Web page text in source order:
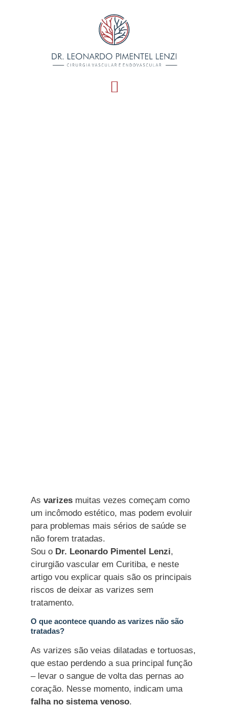
As varizes muitas vezes começam como
um incômodo estético, mas podem evoluir
para problemas mais sérios de saúde se
não forem tratadas.
Sou o Dr. Leonardo Pimentel Lenzi,
cirurgião vascular em Curitiba, e neste
artigo vou explicar quais são os principais
riscos de deixar as varizes sem
tratamento.
O que acontece quando as varizes não são
tratadas?
As varizes são veias dilatadas e tortuosas,
que estao perdendo a sua principal função
– levar o sangue de volta das pernas ao
coração. Nesse momento, indicam uma
falha no sistema venoso.